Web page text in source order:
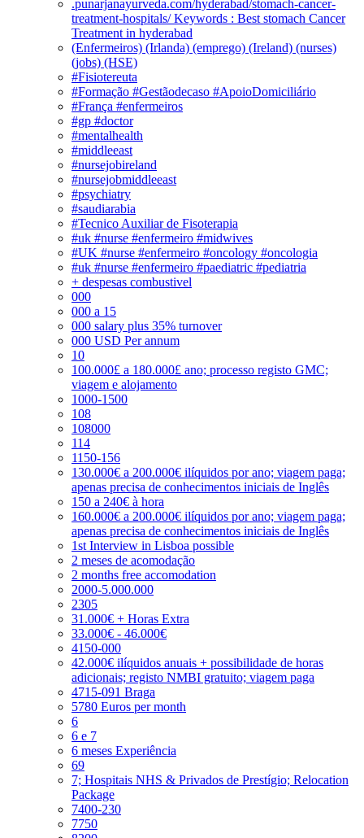
.punarjanayurveda.com/hyderabad/stomach-cancer-
treatment-hospitals/ Keywords : Best stomach Cancer
Treatment in hyderabad
(Enfermeiros) (Irlanda) (emprego) (Ireland) (nurses)
(jobs) (HSE)
#Fisiotereuta
#Formação #Gestãodecaso #ApoioDomiciliário
#França #enfermeiros
#gp #doctor
#mentalhealth
#middleeast
#nursejobireland
#nursejobmiddleeast
#psychiatry
#saudiarabia
#Tecnico Auxiliar de Fisoterapia
#uk #nurse #enfermeiro #midwives
#UK #nurse #enfermeiro #oncology #oncologia
#uk #nurse #enfermeiro #paediatric #pediatria
+ despesas combustivel
000
000 a 15
000 salary plus 35% turnover
000 USD Per annum
10
100.000£ a 180.000£ ano; processo registo GMC;
viagem e alojamento
1000-1500
108
108000
114
1150-156
130.000€ a 200.000€ ilíquidos por ano; viagem paga;
apenas precisa de conhecimentos iniciais de Inglês
150 a 240€ à hora
160.000€ a 200.000€ ilíquidos por ano; viagem paga;
apenas precisa de conhecimentos iniciais de Inglês
1st Interview in Lisboa possible
2 meses de acomodação
2 months free accomodation
2000-5.000.000
2305
31.000€ + Horas Extra
33.000€ - 46.000€
4150-000
42.000€ ilíquidos anuais + possibilidade de horas
adicionais; registo NMBI gratuito; viagem paga
4715-091 Braga
5780 Euros per month
6
6 e 7
6 meses Experiência
69
7; Hospitais NHS & Privados de Prestígio; Relocation
Package
7400-230
7750